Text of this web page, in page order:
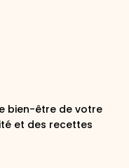
bien-être de votre
et des recettes